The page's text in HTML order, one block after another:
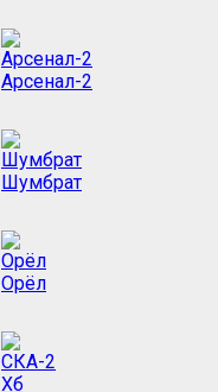
Арсенал-2
Шумбрат
Орёл